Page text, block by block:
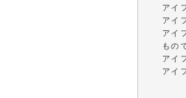
アイ
アイ
アイ
もの
アイ
アイ